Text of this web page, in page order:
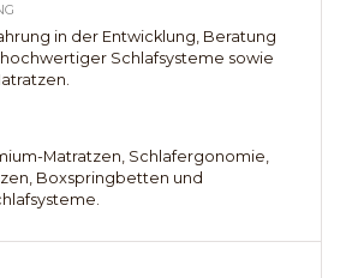
in der Entwicklung, Beratung
Schlafsysteme sowie
Matratzen, Schlafergonomie,
Boxspringbetten und